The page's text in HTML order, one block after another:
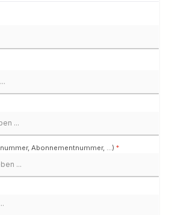
Abonnementnummer, ...) *